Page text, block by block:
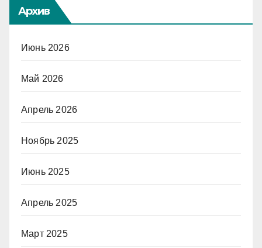
Архив
Июнь 2026
Май 2026
Апрель 2026
Ноябрь 2025
Июнь 2025
Апрель 2025
Март 2025